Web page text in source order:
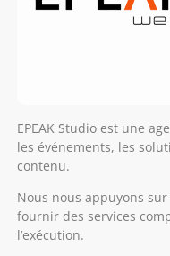
EPEAK Studio est une
les événements, les
contenu.
Nous nous appuyons
fournir des services
l’exécution.